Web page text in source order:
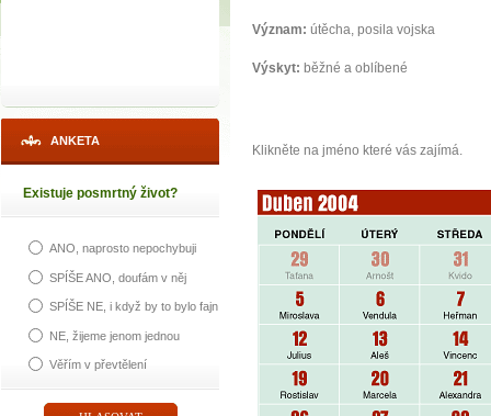
ANKETA
Existuje posmrtný život?
ANO, naprosto nepochybuji
SPÍŠE ANO, doufám v něj
SPÍŠE NE, i když by to bylo fajn
NE, žijeme jenom jednou
Věřím v převtělení
Význam: útěcha, posila vojska
Výskyt: běžné a oblíbené
Klikněte na jméno které vás zajímá.